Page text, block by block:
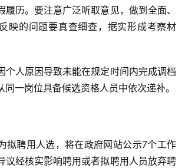
履历。要注意广泛听取意见，做到全面、
映的问题要真查细查，据实形成考察材
个人原因导致未能在规定时间内完成调档
同一岗位具备候选资格人员中依次递补。
拟聘用人选，将在政府网站公示7个工作
议经核实影响聘用或者拟聘用人员放弃聘